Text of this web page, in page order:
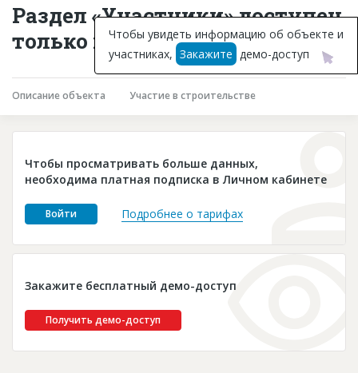
Горячие объекты
База строящихся объектов
Инвестпроекты
Глоссарий
Платные услуги
Пресс-релизы
Раздел «Участники» доступен
только подписчикам
Описание объекта Участие в строительстве
Чтобы просматривать больше данных,
необходима платная подписка в Личном кабинете
Войти Подробнее о тарифах
Закажите бесплатный демо-доступ
Получить демо-доступ
Чтобы увидеть информацию об объекте и
участниках, Закажите демо-доступ